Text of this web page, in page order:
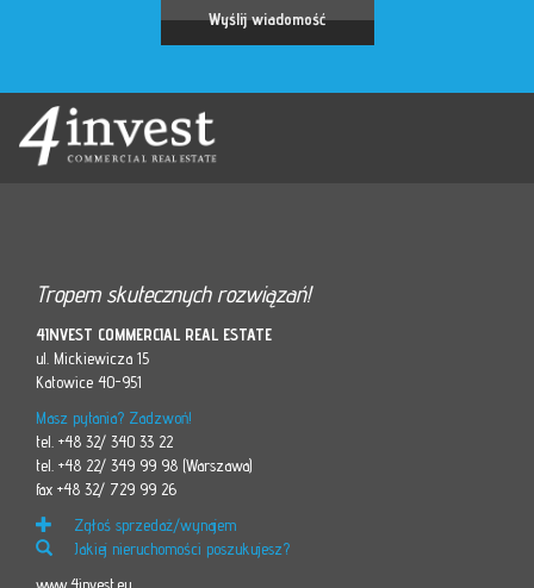
Tropem skutecznych rozwiązań!
4INVEST COMMERCIAL REAL ESTATE
ul. Mickiewicza 15
Katowice 40-951
Masz pytania? Zadzwoń!
tel. +48 32/ 340 33 22
tel. +48 22/ 349 99 98 (Warszawa)
fax +48 32/ 729 99 26
Zgłoś sprzedaż/wynajem
Jakiej nieruchomości poszukujesz?